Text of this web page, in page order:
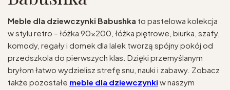
Meble dla dziewczynki Babushka to pastelowa kolekcja
w stylu retro – łóżka 90x200, łóżka piętrowe, biurka, szafy,
komody, regały i domek dla lalek tworzą spójny pokój od
przedszkola do pierwszych klas. Dzięki przemyślanym
bryłom łatwo wydzielisz strefę snu, nauki i zabawy. Zobacz
także pozostałe meble dla dziewczynki w naszym